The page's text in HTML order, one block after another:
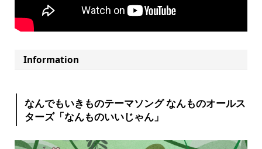
Information
なんでもいきものテーマソング なんものオールス
ターズ「なんものいいじゃん」